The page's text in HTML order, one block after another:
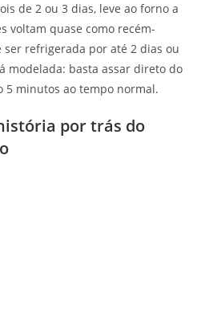
de 2 ou 3 dias, leve ao forno a
voltam quase como recém-
ser refrigerada por até 2 dias ou
modelada: basta assar direto do
5 minutos ao tempo normal.
por trás do